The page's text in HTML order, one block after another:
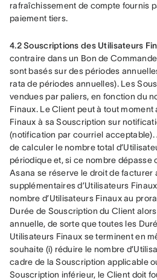
rafraîchissement de compte fournis
paiement tiers.
4.2 Souscriptions des Utilisateurs
contraire dans un Bon de
sont basés sur des périodes
rata de périodes annuelles). Les
vendues par paliers, en fonction du
Finaux. Le Client peut à tout
Finaux à sa Souscription sur
(notification par courriel
de calculer le nombre total
périodique et, si ce nombre dépasse
Asana se réserve le droit de facturer
supplémentaires d’Utilisateurs
nombre d’Utilisateurs Finaux au
Durée de Souscription du Client
annuelle, de sorte que toutes les
Utilisateurs Finaux se terminent en
souhaite (i) réduire le nombre
cadre de la Souscription applicable
Souscription inférieur, le Client doit